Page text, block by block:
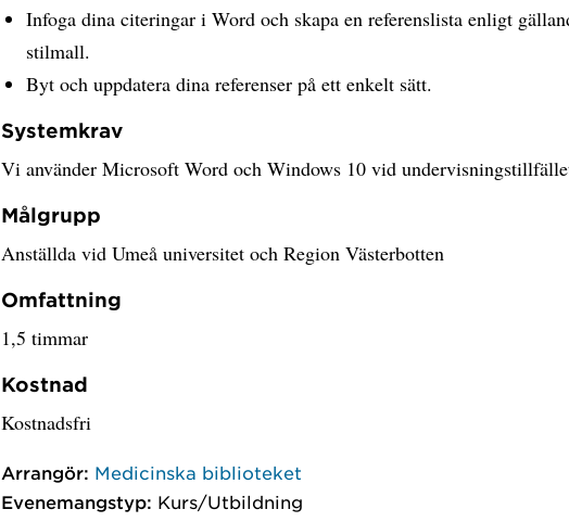
Infoga dina citeringar i Word och skapa en referenslista enligt
stilmall.
Byt och uppdatera dina referenser på ett enkelt sätt.
Systemkrav
Vi använder Microsoft Word och Windows 10 vid
Målgrupp
Anställda vid Umeå universitet och Region Västerbotten
Omfattning
1,5 timmar
Kostnad
Kostnadsfri
Arrangör: Medicinska biblioteket
Evenemangstyp: Kurs/Utbildning